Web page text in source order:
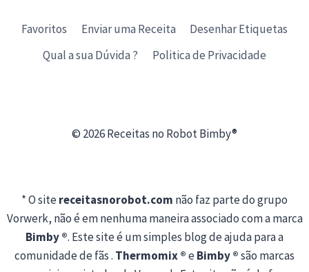
Favoritos Enviar uma Receita
Desenhar Etiquetas
Qual a sua Dúvida ?
Politica de Privacidade
© 2026 Receitas no Robot Bimby®
* O sitereceitasnorobot.com não faz parte do grupo
Vorwerk, não é em nenhuma maneira associado com a marca
Bimby ®. Este site é um simples blog de ajuda para a
comunidade de fãs . Thermomix ®eBimby ®são marcas